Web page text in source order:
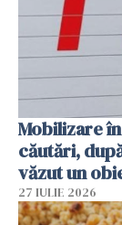
Mobilizare
căutări,
văzut un
27 IULIE 2026